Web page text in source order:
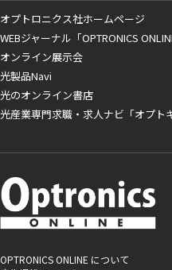
オプトロニクス社ホームページ
WEBジャーナル「OPTRONICS
オンライン展示会
光製品Navi
光のオンライン書店
光産業専門求職・求人ナビ「オプト
OPTRONICS ONLINE について